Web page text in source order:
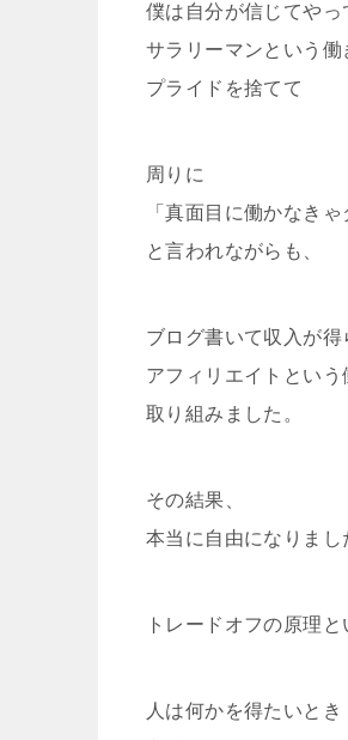
僕は自分が信じてやっ
サラリーマンという働
プライドを捨てて
周りに
「真面目に働かなきゃ
と言われながらも、
ブログ書いて収入が得
アフィリエイトという
取り組みました。
その結果、
本当に自由になりまし
トレードオフの原理と
人は何かを得たいとき